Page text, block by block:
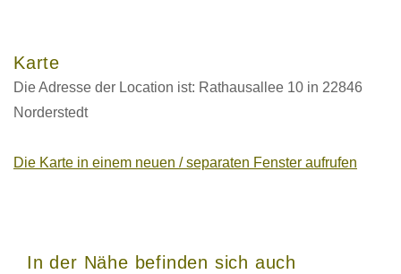
Karte
Die Adresse der Location ist: Rathausallee 10 in 22846
Norderstedt
Die Karte in einem neuen / separaten Fenster aufrufen
In der Nähe befinden sich auch